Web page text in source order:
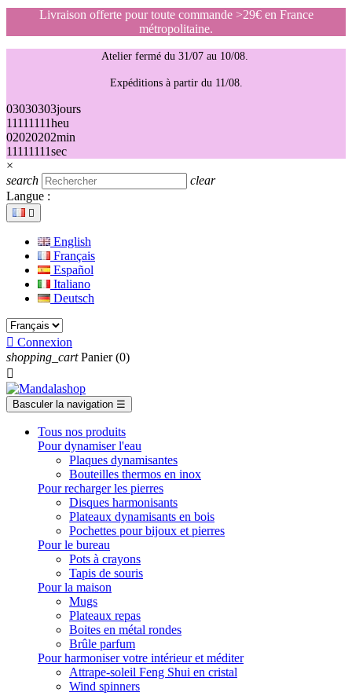
Livraison offerte pour toute commande >29€ en France
métropolitaine.
Atelier fermé du 31/07 au 10/08.
Expéditions à partir du 11/08.
03030303jours
11111111heu
02020202min
11111111sec
×
search
clear
Langue :

English
Français
Español
Italiano
Deutsch
 Connexion
shopping_cart Panier (0)

Basculer la navigation ☰
Tous nos produits
Pour dynamiser l'eau
Plaques dynamisantes
Bouteilles thermos en inox
Pour recharger les pierres
Disques harmonisants
Plateaux dynamisants en bois
Pochettes pour bijoux et pierres
Pour le bureau
Pots à crayons
Tapis de souris
Pour la maison
Mugs
Plateaux repas
Boites en métal rondes
Brûle parfum
Pour harmoniser votre intérieur et méditer
Attrape-soleil Feng Shui en cristal
Wind spinners